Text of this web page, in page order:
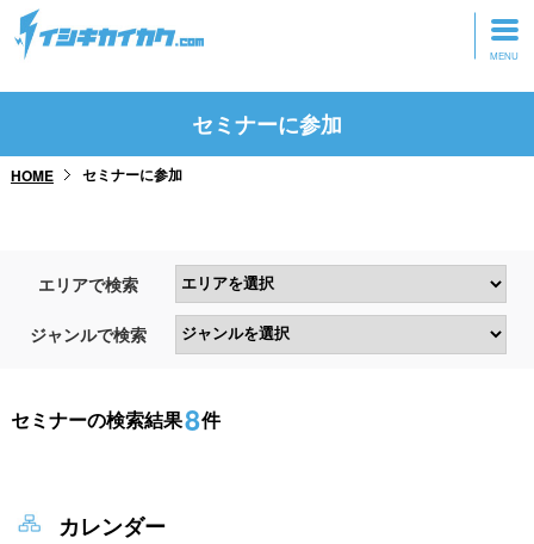
トップページ
研修・ツアーに参加
セミナーに参加
HOME セミナーに参加
エリアで検索
ジャンルで検索
セミナーの検索結果8件
カレンダー